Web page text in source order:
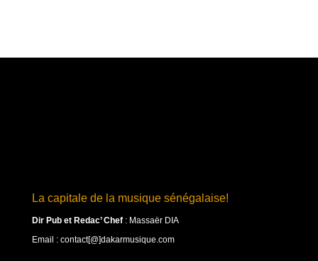
La capitale de la musique sénégalaise!
Dir Pub et Redac’ Chef: Massaër DIA
Email : contact[@]dakarmusique.com